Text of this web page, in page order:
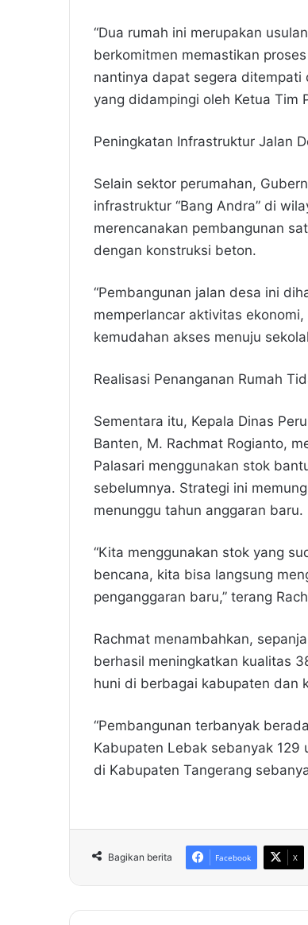
​“Dua rumah ini merupakan
berkomitmen memastikan
nantinya dapat segera ditempati
yang didampingi oleh Ketua Tim
​Peningkatan Infrastruktur Jalan
​Selain sektor perumahan,
infrastruktur “Bang Andra” di
merencanakan pembangunan
dengan konstruksi beton.
​“Pembangunan jalan desa ini
memperlancar aktivitas
kemudahan akses menuju
​Realisasi Penanganan Rumah
​Sementara itu, Kepala Dinas
Banten, M. Rachmat Rogianto,
Palasari menggunakan stok
sebelumnya. Strategi ini
menunggu tahun anggaran baru.
​“Kita menggunakan stok yang
bencana, kita bisa langsung
penganggaran baru,” terang
​Rachmat menambahkan,
berhasil meningkatkan kualitas
huni di berbagai kabupaten dan
​“Pembangunan terbanyak
Kabupaten Lebak sebanyak
di Kabupaten Tangerang
Bagikan berita Facebook X